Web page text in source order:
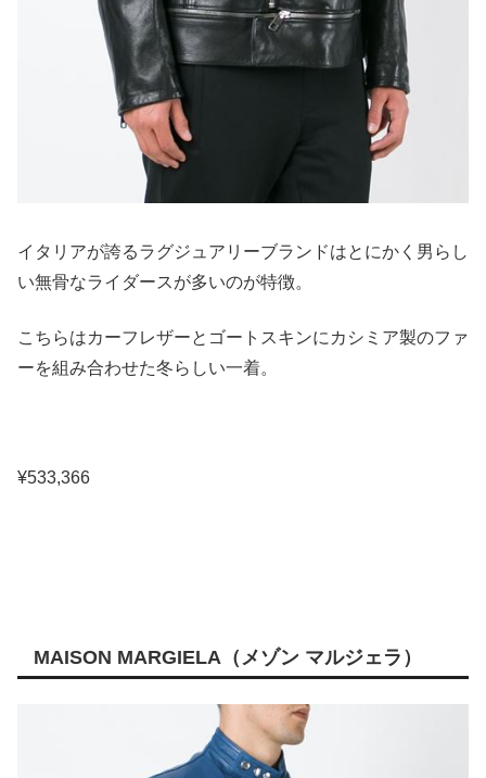
イタリアが誇るラグジュアリーブランドはとにかく男らし
い無骨なライダースが多いのが特徴。
こちらはカーフレザーとゴートスキンにカシミア製のファ
ーを組み合わせた冬らしい一着。
¥533,366
MAISON MARGIELA（メゾン マルジェラ）